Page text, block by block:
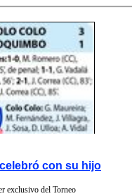
con su hijo
exclusivo del Torneo